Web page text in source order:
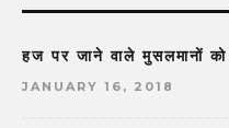
हज पर जाने वाले मुसलमानों
JANUARY 16, 2018